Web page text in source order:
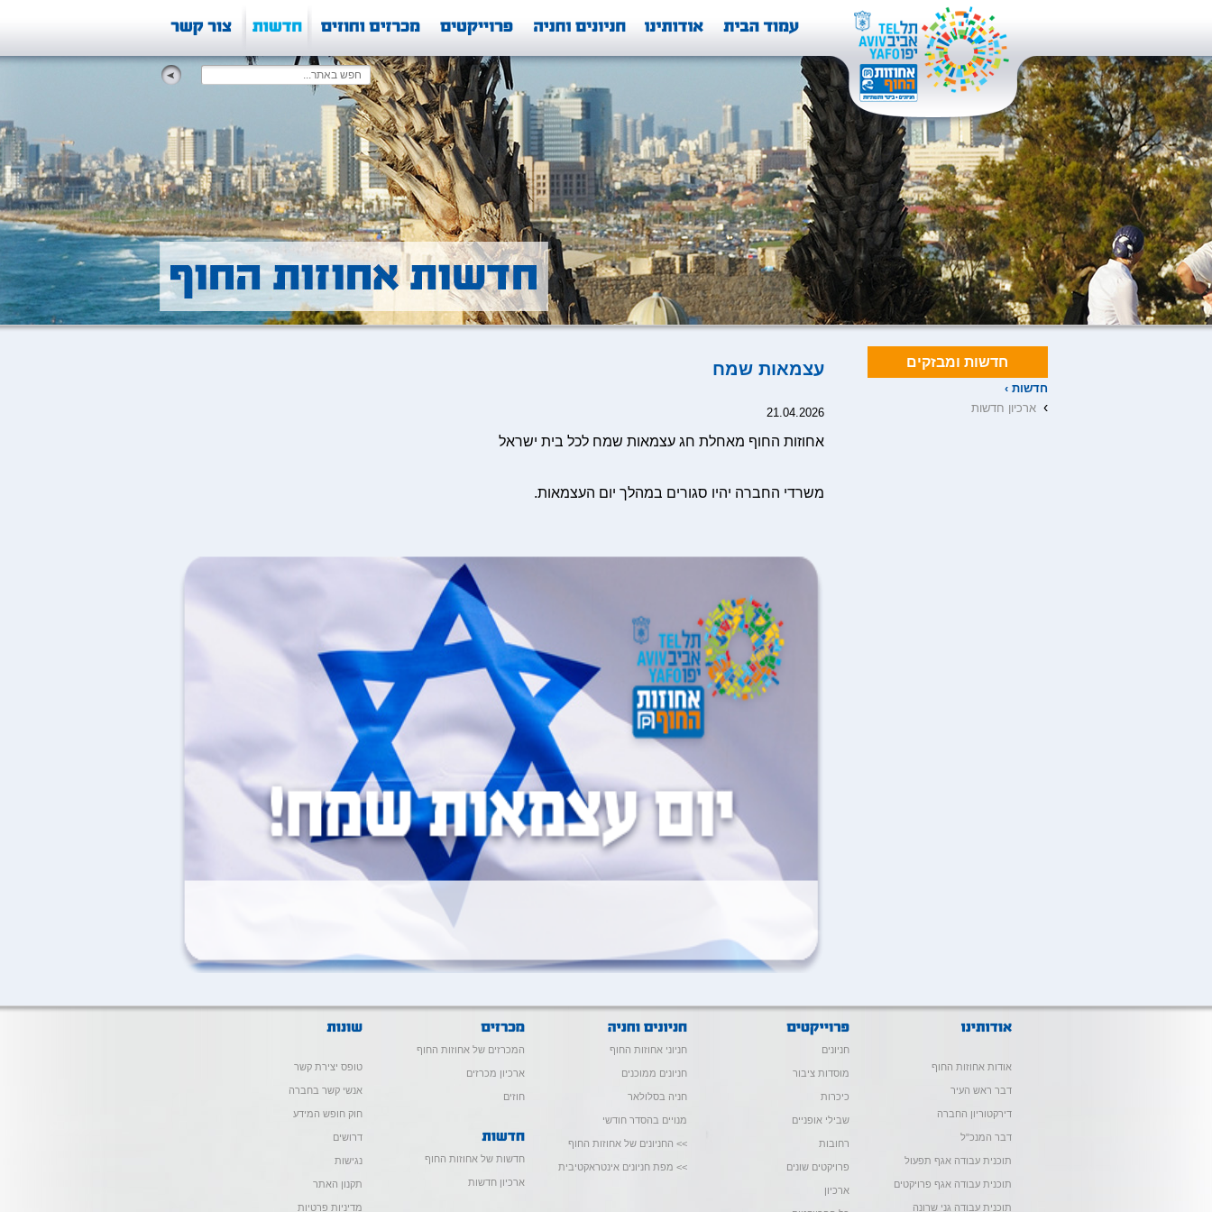
חדשות ומבזקים
חדשות ›
› ארכיון חדשות
עצמאות שמח
21.04.2026
אחוזות החוף מאחלת חג עצמאות שמח לכל בית ישראל
משרדי החברה יהיו סגורים במהלך יום העצמאות.
אודות אחוזות החוף
דבר ראש העיר
דירקטוריון החברה
דבר המנכ"ל
תוכנית עבודה אגף תפעול
תוכנית עבודה אגף פרויקטים
תוכנית עבודה גני שרונה
חניונים
מוסדות ציבור
כיכרות
שבילי אופניים
רחובות
פרויקטים שונים
ארכיון
חניוני אחוזות החוף
חניונים ממוכנים
חניה בסלולאר
מנויים בהסדר חודשי
>> החניונים של אחוזות החוף
>> מפת חניונים אינטראקטיבית
המכרזים של אחוזות החוף
ארכיון מכרזים
חוזים
חדשות של אחוזות החוף
ארכיון חדשות
טופס יצירת קשר
אנשי קשר בחברה
חוק חופש המידע
דרושים
נגישות
תקנון האתר
מדיניות פרטיות